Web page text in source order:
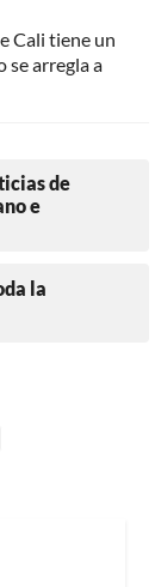
Cali tiene un
se arregla a
de
e
la